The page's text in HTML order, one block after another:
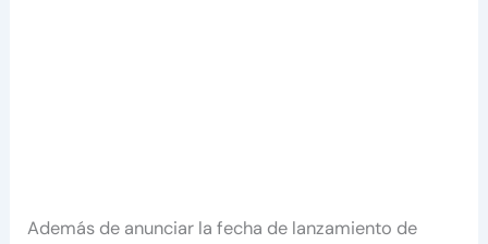
Además de anunciar la fecha de lanzamiento de